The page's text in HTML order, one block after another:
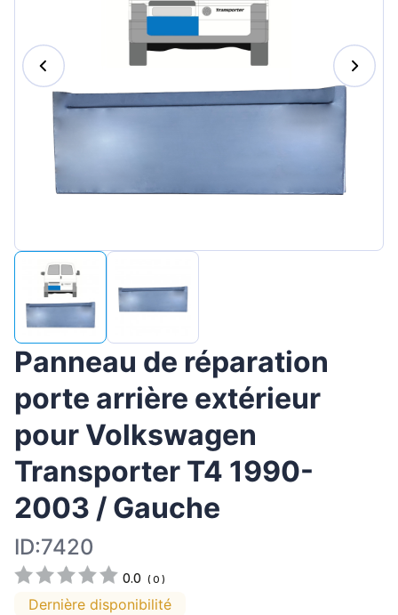
Magyar
Lietuvių
Português
Panneau de réparation
porte arrière extérieur
pour Volkswagen
Transporter T4 1990-
2003 / Gauche
ID:7420
0.0 (0 )
Dernière disponibilité